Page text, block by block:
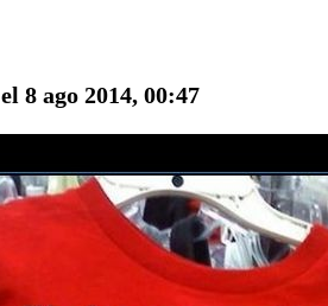
el 8 ago 2014, 00:47